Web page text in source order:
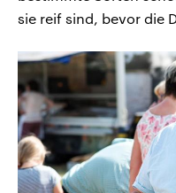
sie reif sind, bevor die